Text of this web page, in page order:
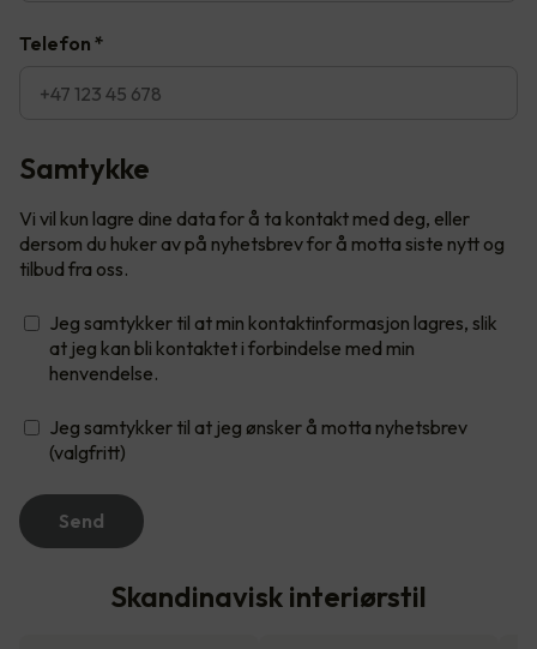
Telefon *
Samtykke
Vi vil kun lagre dine data for å ta kontakt med deg, eller
dersom du huker av på nyhetsbrev for å motta siste nytt og
tilbud fra oss.
Jeg samtykker til at min kontaktinformasjon lagres, slik
at jeg kan bli kontaktet i forbindelse med min
henvendelse.
Jeg samtykker til at jeg ønsker å motta nyhetsbrev
(valgfritt)
Send
Skandinavisk interiørstil